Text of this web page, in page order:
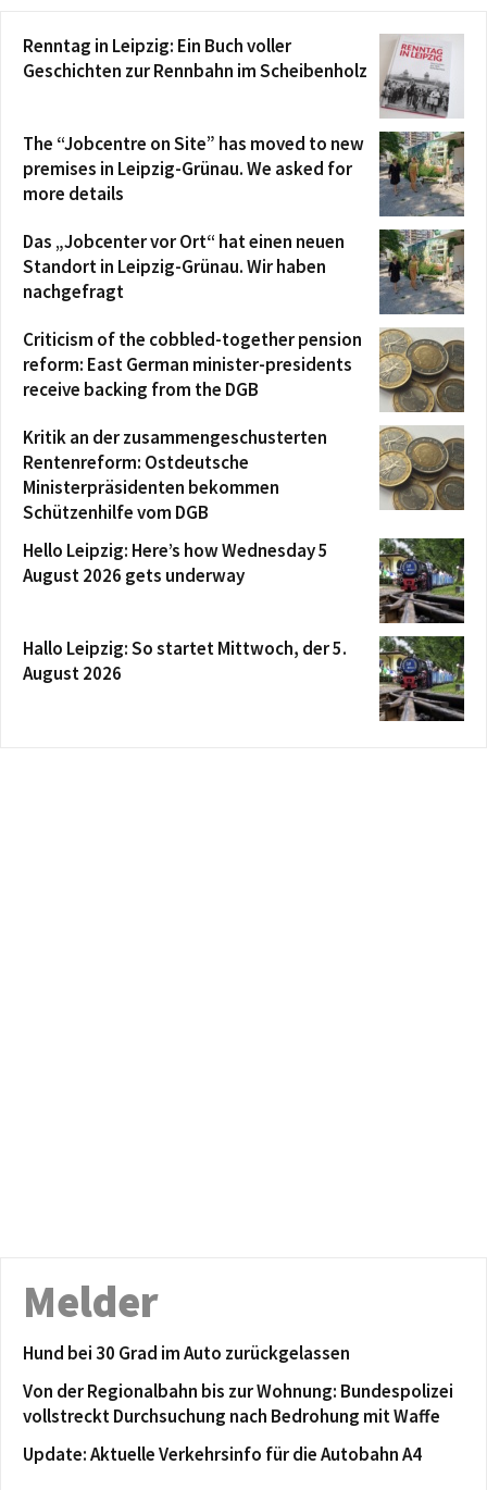
Renntag in Leipzig: Ein Buch voller
Geschichten zur Rennbahn im Scheibenholz
The “Jobcentre on Site” has moved to new
premises in Leipzig-Grünau. We asked for
more details
Das „Jobcenter vor Ort“ hat einen neuen
Standort in Leipzig-Grünau. Wir haben
nachgefragt
Criticism of the cobbled-together pension
reform: East German minister-presidents
receive backing from the DGB
Kritik an der zusammengeschusterten
Rentenreform: Ostdeutsche
Ministerpräsidenten bekommen
Schützenhilfe vom DGB
Hello Leipzig: Here’s how Wednesday 5
August 2026 gets underway
Hallo Leipzig: So startet Mittwoch, der 5.
August 2026
Melder
Hund bei 30 Grad im Auto zurückgelassen
Von der Regionalbahn bis zur Wohnung: Bundespolizei
vollstreckt Durchsuchung nach Bedrohung mit Waffe
Update: Aktuelle Verkehrsinfo für die Autobahn A4